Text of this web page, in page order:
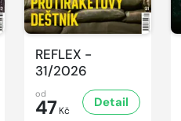
REFLEX -
31/2026
od
47 Kč
Detail